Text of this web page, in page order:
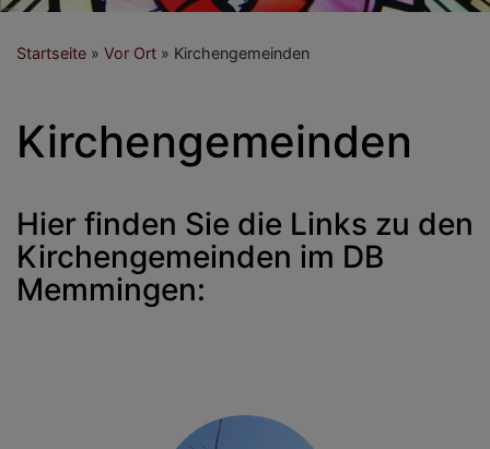
Startseite Vor Ort Kirchengemeinden
Kirchengemeinden
Hier finden Sie die Links zu den
Kirchengemeinden im DB
Memmingen: